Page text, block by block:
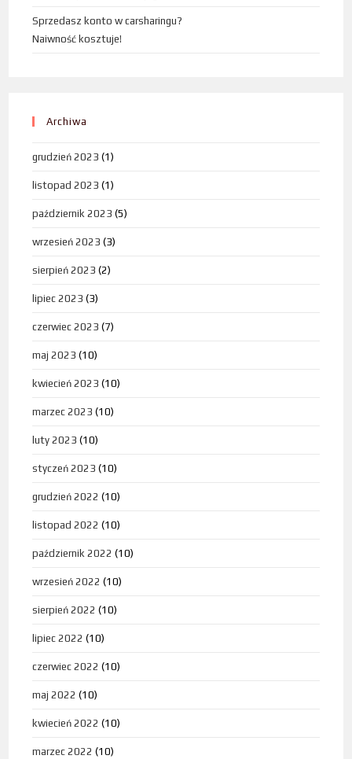
Sprzedasz konto w carsharingu?
Naiwność kosztuje!
Archiwa
grudzień 2023 (1)
listopad 2023 (1)
październik 2023 (5)
wrzesień 2023 (3)
sierpień 2023 (2)
lipiec 2023 (3)
czerwiec 2023 (7)
maj 2023 (10)
kwiecień 2023 (10)
marzec 2023 (10)
luty 2023 (10)
styczeń 2023 (10)
grudzień 2022 (10)
listopad 2022 (10)
październik 2022 (10)
wrzesień 2022 (10)
sierpień 2022 (10)
lipiec 2022 (10)
czerwiec 2022 (10)
maj 2022 (10)
kwiecień 2022 (10)
marzec 2022 (10)